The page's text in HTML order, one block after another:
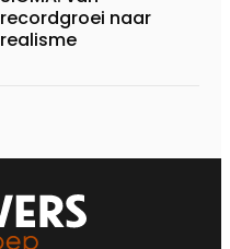
recordgroei naar
realisme